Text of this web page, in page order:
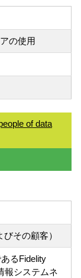
の使用
of data
その顧客）
るFidelity
報システムネ